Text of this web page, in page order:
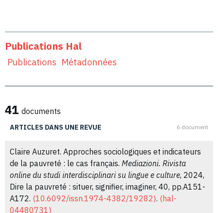
Publications Hal
Publications Métadonnées
41 documents
ARTICLES DANS UNE REVUE 6 document
Claire Auzuret. Approches sociologiques et indicateurs
de la pauvreté : le cas français. Mediazioni. Rivista
online du studi interdisciplinari su lingue e culture, 2024,
Dire la pauvreté : situer, signifier, imaginer, 40, pp.A151-
A172. ⟨10.6092/issn.1974-4382/19282⟩. ⟨hal-
04480731⟩